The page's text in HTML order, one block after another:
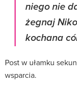
niego nie
żegnaj
kochana
Post w ułamku
wsparcia.